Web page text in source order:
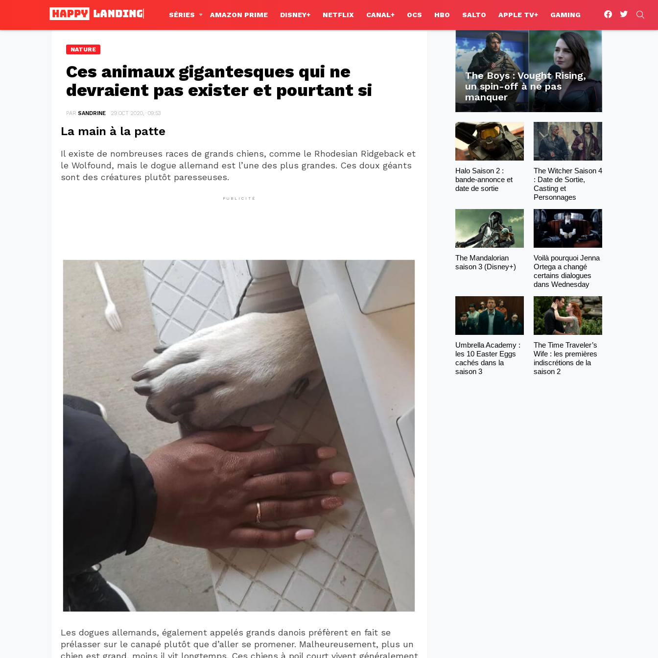
SÉRIES AMAZON PRIME DISNEY+ NETFLIX CANAL+ OCS HBO SALTO APPLE TV+ GAMING
facebooktwitter
NATURE
Ces animaux gigantesques qui ne
devraient pas exister et pourtant si
PAR SANDRINE 29 OCT 2020, · 09:53
La main à la patte
Il existe de nombreuses races de grands chiens, comme le Rhodesian Ridgeback et
le Wolfound, mais le dogue allemand est l’une des plus grandes. Ces doux géants
sont des créatures plutôt paresseuses.
PUBLICITÉ
Les dogues allemands, également appelés grands danois préfèrent en fait se
prélasser sur le canapé plutôt que d’aller se promener. Malheureusement, plus un
chien est grand, moins il vit longtemps. Ces chiens à poil court vivent généralement
The Boys : Vought Rising,
un spin-off à ne pas
manquer
Halo Saison 2 :
bande-annonce et
date de sortie
The Witcher Saison 4
: Date de Sortie,
Casting et
Personnages
The Mandalorian
saison 3 (Disney+)
Voilà pourquoi Jenna
Ortega a changé
certains dialogues
dans Wednesday
Umbrella Academy :
les 10 Easter Eggs
cachés dans la
saison 3
The Time Traveler’s
Wife : les premières
indiscrétions de la
saison 2